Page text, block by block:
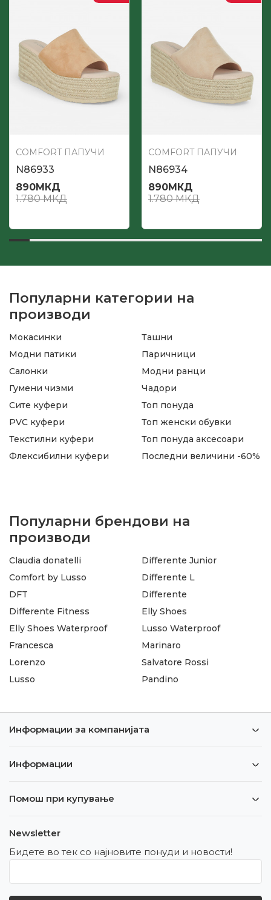
COMFORT ПАПУЧИ
N86933
890МКД
1.780МКД
COMFORT ПАПУЧИ
N86934
890МКД
1.780МКД
Популарни категории на
производи
Мокасинки
Модни патики
Салонки
Гумени чизми
Ташни
Паричници
Модни ранци
Чадори
Сите куфери
PVC куфери
Текстилни куфери
Флексибилни куфери
Топ понуда
Топ женски обувки
Топ понуда аксесоари
Последни величини -60%
Популарни брендови на
производи
Claudia donatelli
Comfort by Lusso
DFT
Differente Fitness
Differente Junior
Differente L
Differente
Elly Shoes
Elly Shoes Waterproof
Francesca
Lorenzo
Lusso
Lusso Waterproof
Marinaro
Salvatore Rossi
Pandino
Информации за компанијата
Информации
Помош при купување
Newsletter
Бидете во тек со најновите понуди и новости!